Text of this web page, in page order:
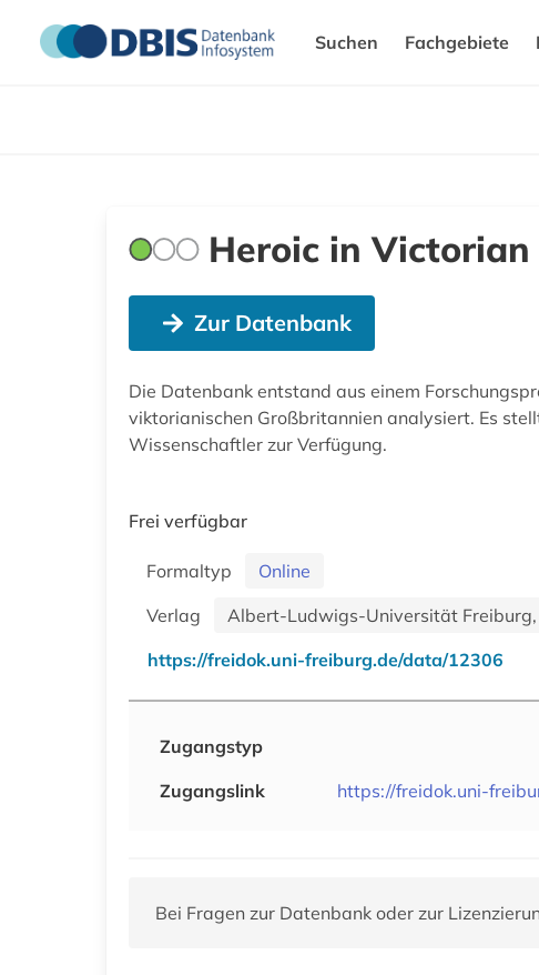
Suchen Fachgebiete
Heroic in Victorian
Zur Datenbank
Die Datenbank entstand aus einem
viktorianischen Großbritannien analysiert. Es
Wissenschaftler zur Verfügung.
Frei verfügbar
Formaltyp
Online
Verlag
Albert-Ludwigs-Universität
https://freidok.uni-freiburg.de/data/12306
Zugangstyp
Zugangslink
https://freidok.uni-
Bei Fragen zur Datenbank oder zur